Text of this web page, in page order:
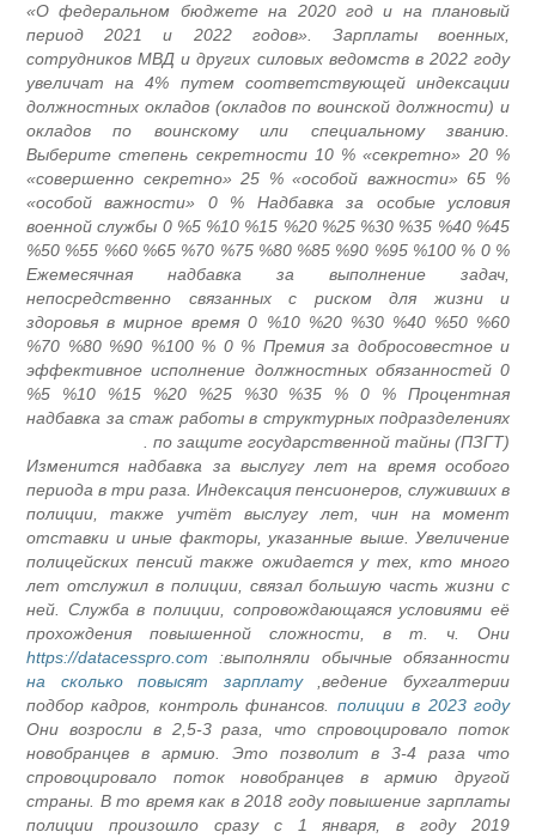
«О федеральном бюджете на 2020 год и на плановый
период 2021 и 2022 годов». Зарплаты военных,
сотрудников МВД и других силовых ведомств в 2022 году
увеличат на 4% путем соответствующей индексации
должностных окладов (окладов по воинской должности) и
окладов по воинскому или специальному званию.
Выберите степень секретности 10 % «секретно» 20 %
«совершенно секретно» 25 % «особой важности» 65 %
«особой важности» 0 % Надбавка за особые условия
военной службы 0 %5 %10 %15 %20 %25 %30 %35 %40 %45
%50 %55 %60 %65 %70 %75 %80 %85 %90 %95 %100 % 0 %
Ежемесячная надбавка за выполнение задач,
непосредственно связанных с риском для жизни и
здоровья в мирное время 0 %10 %20 %30 %40 %50 %60
%70 %80 %90 %100 % 0 % Премия за добросовестное и
эффективное исполнение должностных обязанностей 0
%5 %10 %15 %20 %25 %30 %35 % 0 % Процентная
надбавка за стаж работы в структурных подразделениях
по защите государственной тайны (ПЗГТ) .
Изменится надбавка за выслугу лет на время особого
периода в три раза. Индексация пенсионеров, служивших в
полиции, также учтёт выслугу лет, чин на момент
отставки и иные факторы, указанные выше. Увеличение
полицейских пенсий также ожидается у тех, кто много
лет отслужил в полиции, связал большую часть жизни с
ней. Служба в полиции, сопровождающаяся условиями её
прохождения повышенной сложности, в т. ч. Они
выполняли обычные обязанности:
https://datacesspro.com
ведение бухгалтерии,
на сколько повысят зарплату
полиции в 2023 году
подбор кадров, контроль финансов.
Они возросли в 2,5-3 раза, что спровоцировало поток
новобранцев в армию. Это позволит в 3-4 раза что
спровоцировало поток новобранцев в армию другой
страны. В то время как в 2018 году повышение зарплаты
полиции произошло сразу с 1 января, в году 2019